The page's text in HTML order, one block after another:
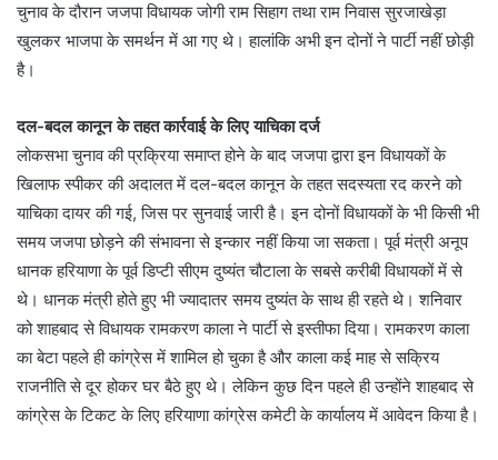
चुनाव के दौरान जजपा विधायक जोगी राम सिहाग तथा राम निवास सुरजाखेड़ा
खुलकर भाजपा के समर्थन में आ गए थे। हालांकि अभी इन दोनों ने पार्टी नहीं छोड़ी
है।
दल-बदल कानून के तहत कार्रवाई के लिए याचिका दर्ज
लोकसभा चुनाव की प्रक्रिया समाप्त होने के बाद जजपा द्वारा इन विधायकों के
खिलाफ स्पीकर की अदालत में दल-बदल कानून के तहत सदस्यता रद करने को
याचिका दायर की गई, जिस पर सुनवाई जारी है। इन दोनों विधायकों के भी किसी भी
समय जजपा छोड़ने की संभावना से इन्कार नहीं किया जा सकता। पूर्व मंत्री अनूप
धानक हरियाणा के पूर्व डिप्टी सीएम दुष्यंत चौटाला के सबसे करीबी विधायकों में से
थे। धानक मंत्री होते हुए भी ज्यादातर समय दुष्यंत के साथ ही रहते थे। शनिवार
को शाहबाद से विधायक रामकरण काला ने पार्टी से इस्तीफा दिया। रामकरण काला
का बेटा पहले ही कांग्रेस में शामिल हो चुका है और काला कई माह से सक्रिय
राजनीति से दूर होकर घर बैठे हुए थे। लेकिन कुछ दिन पहले ही उन्होंने शाहबाद से
कांग्रेस के टिकट के लिए हरियाणा कांग्रेस कमेटी के कार्यालय में आवेदन किया है।